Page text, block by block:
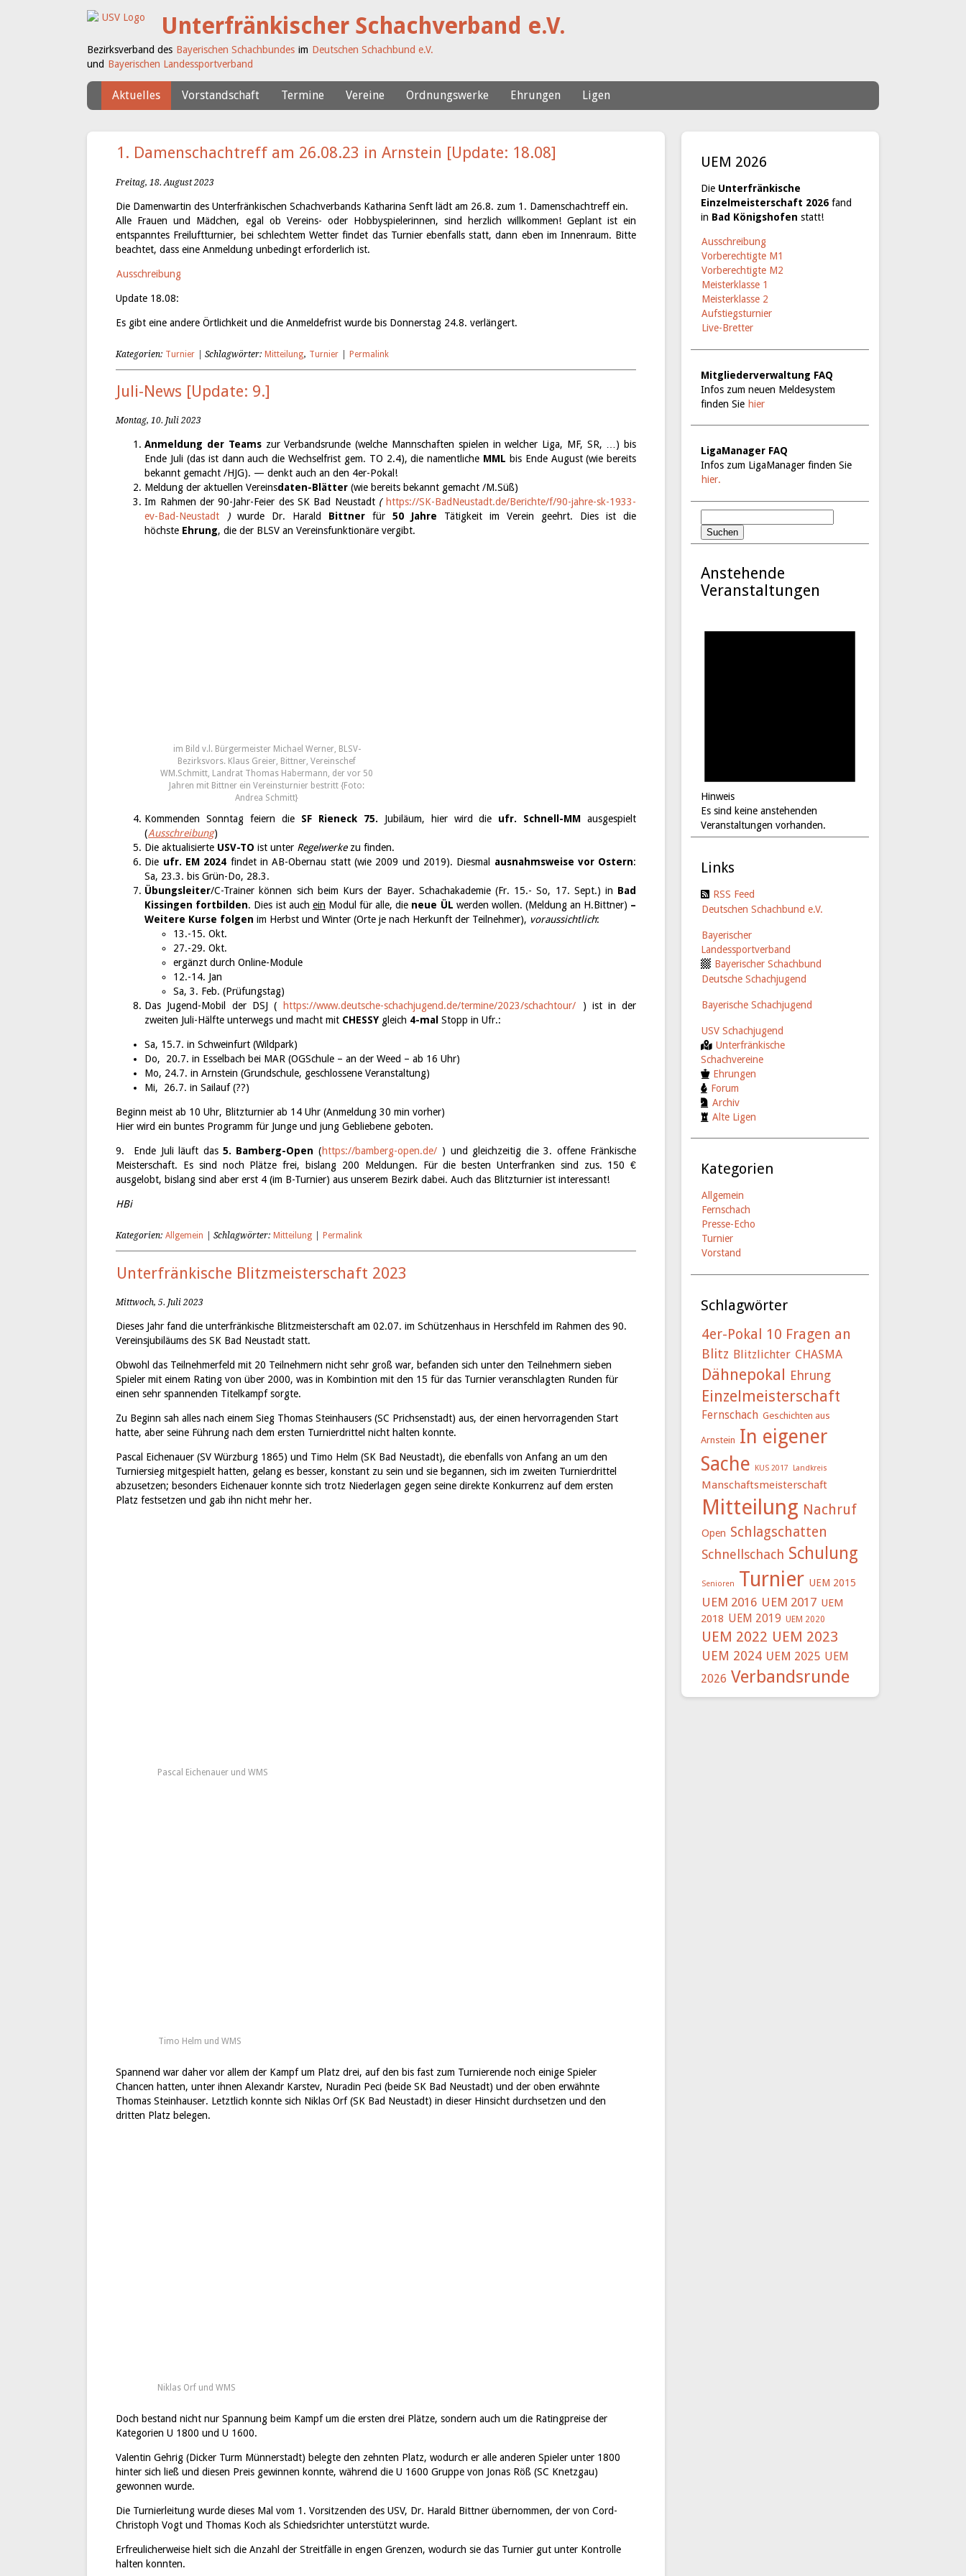
Unterfränkischer Schachverband e.V.
Bezirksverband des Bayerischen Schachbundes im Deutschen Schachbund e.V.
und Bayerischen Landessportverband
Aktuelles Vorstandschaft Termine Vereine Ordnungswerke Ehrungen Ligen
1. Damenschachtreff am 26.08.23 in Arnstein [Update: 18.08]
Freitag, 18. August 2023
Die Damenwartin des Unterfränkischen Schachverbands Katharina Senft lädt am 26.8. zum 1. Damenschachtreff ein.
Alle Frauen und Mädchen, egal ob Vereins- oder Hobbyspielerinnen, sind herzlich willkommen! Geplant ist ein
entspanntes Freiluftturnier, bei schlechtem Wetter findet das Turnier ebenfalls statt, dann eben im Innenraum. Bitte
beachtet, dass eine Anmeldung unbedingt erforderlich ist.
Ausschreibung
Update 18.08:
Es gibt eine andere Örtlichkeit und die Anmeldefrist wurde bis Donnerstag 24.8. verlängert.
Kategorien: Turnier | Schlagwörter: Mitteilung, Turnier Permalink
Juli-News [Update: 9.]
Montag, 10. Juli 2023
Anmeldung der Teamszur Verbandsrunde (welche Mannschaften spielen in welcher Liga, MF, SR, …) bis
Ende Juli (das ist dann auch die Wechselfrist gem. TO 2.4), die namentliche MML bis Ende August (wie bereits
bekannt gemacht /HJG). — denkt auch an den 4er-Pokal!
Meldung der aktuellen Vereinsdaten-Blätter (wie bereits bekannt gemacht /M.Süß)
Im Rahmen der 90-Jahr-Feier des SK Bad Neustadt ( https://SK-BadNeustadt.de/Berichte/f/90-jahre-sk-1933-
ev-Bad-Neustadt )wurde Dr. Harald Bittnerfür50 Jahre Tätigkeit im Verein geehrt. Dies ist die
höchste Ehrung, die der BLSV an Vereinsfunktionäre vergibt.
im Bild v.l. Bürgermeister Michael Werner, BLSV-
Bezirksvors. Klaus Greier, Bittner, Vereinschef
WM.Schmitt, Landrat Thomas Habermann, der vor 50
Jahren mit Bittner ein Vereinsturnier bestritt {Foto:
Andrea Schmitt}
Kommenden Sonntag feiern die SF Rieneck 75. Jubiläum, hier wird die ufr. Schnell-MM ausgespielt
(Ausschreibung)
Die aktualisierte USV-TO ist unter Regelwerkezu finden.
Die ufr. EM 2024 findet in AB-Obernau statt (wie 2009 und 2019). Diesmal ausnahmsweise vor Ostern:
Sa, 23.3. bis Grün-Do, 28.3.
Übungsleiter/C-Trainer können sich beim Kurs der Bayer. Schachakademie (Fr. 15.- So, 17. Sept.) in Bad
Kissingen fortbilden. Dies ist auch ein Modul für alle, die neue ÜL werden wollen. (Meldung an H.Bittner) –
Weitere Kurse folgen im Herbst und Winter (Orte je nach Herkunft der Teilnehmer), voraussichtlich:
13.-15. Okt.
27.-29. Okt.
ergänzt durch Online-Module
12.-14. Jan
Sa, 3. Feb. (Prüfungstag)
Das Jugend-Mobil der DSJ (
https://www.deutsche-schachjugend.de/termine/2023/schachtour/ ) ist in der
zweiten Juli-Hälfte unterwegs und macht mit CHESSY gleich 4-mal Stopp in Ufr.:
Sa, 15.7. in Schweinfurt (Wildpark)
Do, 20.7. in Esselbach bei MAR (OGSchule – an der Weed – ab 16 Uhr)
Mo, 24.7. in Arnstein (Grundschule, geschlossene Veranstaltung)
Mi, 26.7. in Sailauf (??)
Beginn meist ab 10 Uhr, Blitzturnier ab 14 Uhr (Anmeldung 30 min vorher)
Hier wird ein buntes Programm für Junge und jung Gebliebene geboten.
9. Ende Juli läuft das5. Bamberg-Open (https://bamberg-open.de/ ) und gleichzeitig die 3. offene Fränkische
Meisterschaft. Es sind noch Plätze frei, bislang 200 Meldungen. Für die besten Unterfranken sind zus. 150 €
ausgelobt, bislang sind aber erst 4 (im B-Turnier) aus unserem Bezirk dabei. Auch das Blitzturnier ist interessant!
HBi
Kategorien: Allgemein | Schlagwörter: Mitteilung Permalink
Unterfränkische Blitzmeisterschaft 2023
Mittwoch, 5. Juli 2023
Dieses Jahr fand die unterfränkische Blitzmeisterschaft am 02.07. im Schützenhaus in Herschfeld im Rahmen des 90.
Vereinsjubiläums des SK Bad Neustadt statt.
Obwohl das Teilnehmerfeld mit 20 Teilnehmern nicht sehr groß war, befanden sich unter den Teilnehmern sieben
Spieler mit einem Rating von über 2000, was in Kombintion mit den 15 für das Turnier veranschlagten Runden für
einen sehr spannenden Titelkampf sorgte.
Zu Beginn sah alles nach einem Sieg Thomas Steinhausers (SC Prichsenstadt) aus, der einen hervorragenden Start
hatte, aber seine Führung nach dem ersten Turnierdrittel nicht halten konnte.
Pascal Eichenauer (SV Würzburg 1865) und Timo Helm (SK Bad Neustadt), die ebenfalls von Anfang an um den
Turniersieg mitgespielt hatten, gelang es besser, konstant zu sein und sie begannen, sich im zweiten Turnierdrittel
abzusetzen; besonders Eichenauer konnte sich trotz Niederlagen gegen seine direkte Konkurrenz auf dem ersten
Platz festsetzen und gab ihn nicht mehr her.
Pascal Eichenauer und WMS
Timo Helm und WMS
Spannend war daher vor allem der Kampf um Platz drei, auf den bis fast zum Turnierende noch einige Spieler
Chancen hatten, unter ihnen Alexandr Karstev, Nuradin Peci (beide SK Bad Neustadt) und der oben erwähnte
Thomas Steinhauser. Letztlich konnte sich Niklas Orf (SK Bad Neustadt) in dieser Hinsicht durchsetzen und den
dritten Platz belegen.
Niklas Orf und WMS
Doch bestand nicht nur Spannung beim Kampf um die ersten drei Plätze, sondern auch um die Ratingpreise der
Kategorien U 1800 und U 1600.
Valentin Gehrig (Dicker Turm Münnerstadt) belegte den zehnten Platz, wodurch er alle anderen Spieler unter 1800
hinter sich ließ und diesen Preis gewinnen konnte, während die U 1600 Gruppe von Jonas Röß (SC Knetzgau)
gewonnen wurde.
Die Turnierleitung wurde dieses Mal vom 1. Vorsitzenden des USV, Dr. Harald Bittner übernommen, der von Cord-
Christoph Vogt und Thomas Koch als Schiedsrichter unterstützt wurde.
Erfreulicherweise hielt sich die Anzahl der Streitfälle in engen Grenzen, wodurch sie das Turnier gut unter Kontrolle
halten konnten.
UEM 2026
Die Unterfränkische
Einzelmeisterschaft 2026 fand
in Bad Königshofen statt!
Ausschreibung
Vorberechtigte M1
Vorberechtigte M2
Meisterklasse 1
Meisterklasse 2
Aufstiegsturnier
Live-Bretter
Mitgliederverwaltung FAQ
Infos zum neuen Meldesystem
finden Sie hier
LigaManager FAQ
Infos zum LigaManager finden Sie
hier.
Anstehende
Veranstaltungen
Hinweis
Es sind keine anstehenden
Veranstaltungen vorhanden.
Links
RSS Feed
Deutschen Schachbund e.V.
Bayerischer
Landessportverband
Bayerischer Schachbund
Deutsche Schachjugend
Bayerische Schachjugend
USV Schachjugend
Unterfränkische
Schachvereine
Ehrungen
Forum
Archiv
Alte Ligen
Kategorien
Allgemein
Fernschach
Presse-Echo
Turnier
Vorstand
Schlagwörter
4er-Pokal 10 Fragen an
Blitz Blitzlichter CHASMA
Dähnepokal Ehrung
Einzelmeisterschaft
Fernschach Geschichten aus
Arnstein In eigener
Sache
KUS 2017 Landkreis
Manschaftsmeisterschaft
Mitteilung Nachruf
Open Schlagschatten
Schnellschach Schulung
Senioren Turnier UEM 2015
UEM 2016 UEM 2017 UEM
2018 UEM 2019 UEM 2020
UEM 2022 UEM 2023
UEM 2024 UEM 2025 UEM
2026 Verbandsrunde